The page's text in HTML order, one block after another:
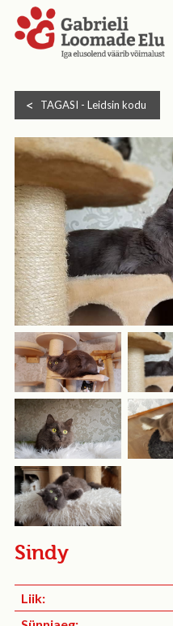
KASSI
HEA
TULE
TAGASI - Leidsin kodu
Sindy
Liik: